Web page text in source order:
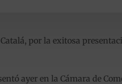
por la exitosa
ayer en la Cámara de